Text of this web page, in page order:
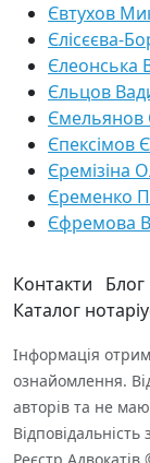
Євтухов
Єлісєєва-
Єлеонська
Єльцов
Ємельянов
Єпексімов
Єремізіна
Єременко
Єфремова
Контакти Блог
Каталог
Інформація
ознайомлення.
авторів та не
Відповідальність